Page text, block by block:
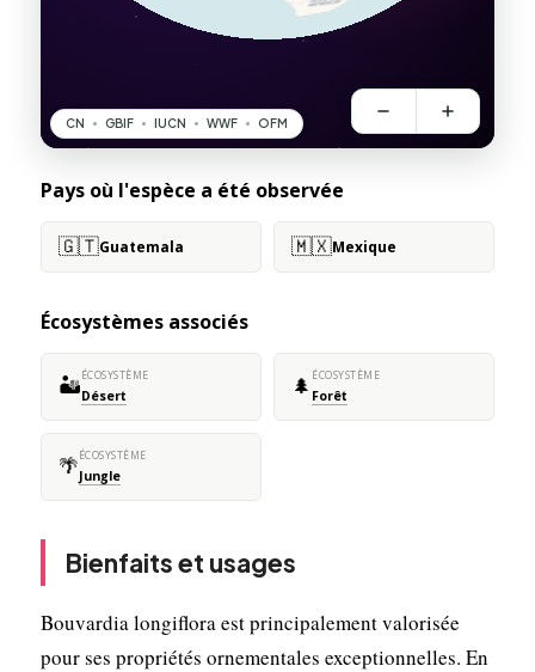
Pays où l'espèce a été observée
🇬🇹Guatemala 🇲🇽Mexique
Écosystèmes associés
🏜️ÉCOSYSTÈME
Désert 🌲 ÉCOSYSTÈME
Forêt
🌴ÉCOSYSTÈME
Jungle
Bienfaits et usages
Bouvardia longiflora est principalement valorisée
pour ses propriétés ornementales exceptionnelles. En